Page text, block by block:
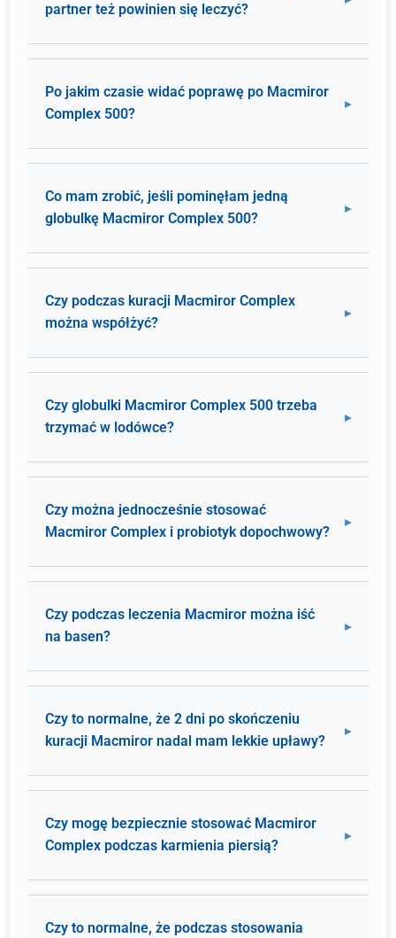
partner też powinien się leczyć?
Po jakim czasie widać poprawę po Macmiror
Complex 500?
Co mam zrobić, jeśli pominęłam jedną
globulkę Macmiror Complex 500?
Czy podczas kuracji Macmiror Complex
można współżyć?
Czy globulki Macmiror Complex 500 trzeba
trzymać w lodówce?
Czy można jednocześnie stosować
Macmiror Complex i probiotyk dopochwowy?
Czy podczas leczenia Macmiror można iść
na basen?
Czy to normalne, że 2 dni po skończeniu
kuracji Macmiror nadal mam lekkie upławy?
Czy mogę bezpiecznie stosować Macmiror
Complex podczas karmienia piersią?
Czy to normalne, że podczas stosowania